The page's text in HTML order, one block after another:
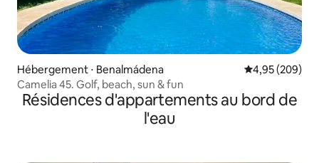
Hébergement ⋅ Benalmádena Évaluation
4,95 (209)
Camelia 45. Golf, beach, sun & fun
Résidences d'appartements au bord de
l'eau